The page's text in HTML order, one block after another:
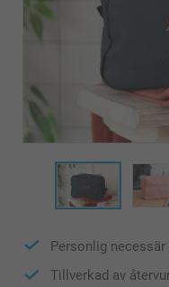
Personlig
Tillverkad av